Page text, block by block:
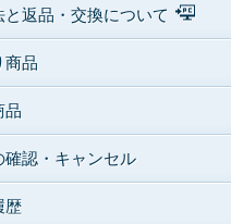
と返品・交換について
商品
品
確認・キャンセル
歴